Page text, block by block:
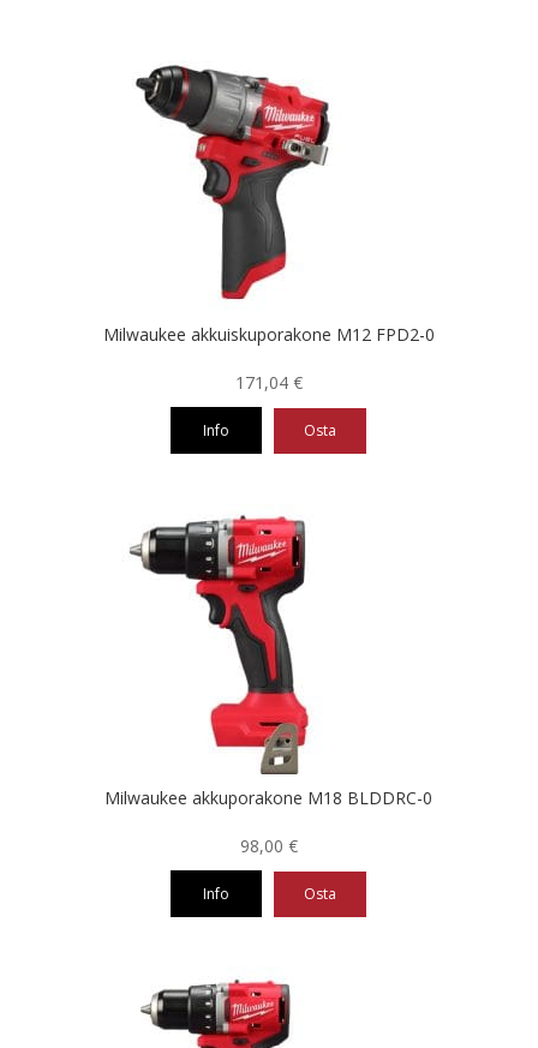
Milwaukee akkuiskuporakone M12 FPD2-0
171,04 €
Info Osta
Milwaukee akkuporakone M18 BLDDRC-0
98,00 €
Info Osta